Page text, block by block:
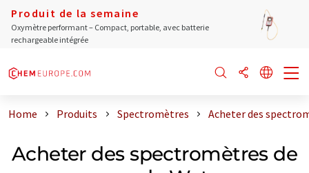
Produit de la semaine
Oxymètre performant – Compact, portable, avec batterie
rechargeable intégrée
Home Produits Spectromètres Acheter des
Acheter des spectromètres de